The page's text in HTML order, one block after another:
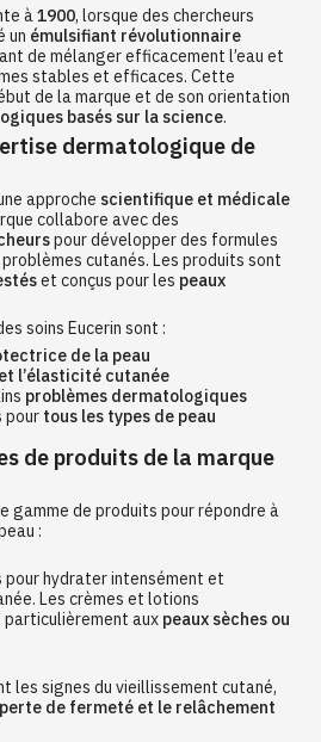
à 1900, lorsque des chercheurs
un émulsifiant révolutionnaire
de mélanger efficacement l’eau et
stables et efficaces. Cette
de la marque et de son orientation
basés sur la science.
dermatologique de
approche scientifique et médicale
collabore avec des
pour développer des formules
cutanés. Les produits sont
et conçus pour les peaux
soins Eucerin sont :
de la peau
l’élasticité cutanée
problèmes dermatologiques
pour tous les types de peau
de produits de la marque
gamme de produits pour répondre à
:
pour hydrater intensément et
Les crèmes et lotions
aux peaux sèches ou
les signes du vieillissement cutané,
de fermeté et le relâchement